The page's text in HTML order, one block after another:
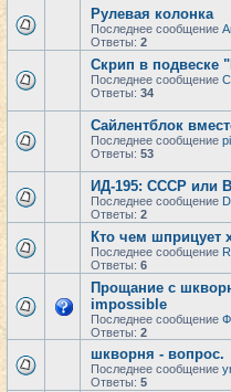
Рулевая колонка
Последнее сообщение
Ответы: 2
Скрип в подвеске
Последнее сообщение
Ответы: 34
Сайлентблок
Последнее сообщение
Ответы: 53
ИД-195: СССР или
Последнее сообщение
Ответы: 2
Кто чем шприцует
Последнее сообщение
Ответы: 6
Прощание с
impossible
Последнее сообщение
Ответы: 2
шкворня - вопрос.
Последнее сообщение
Ответы: 5